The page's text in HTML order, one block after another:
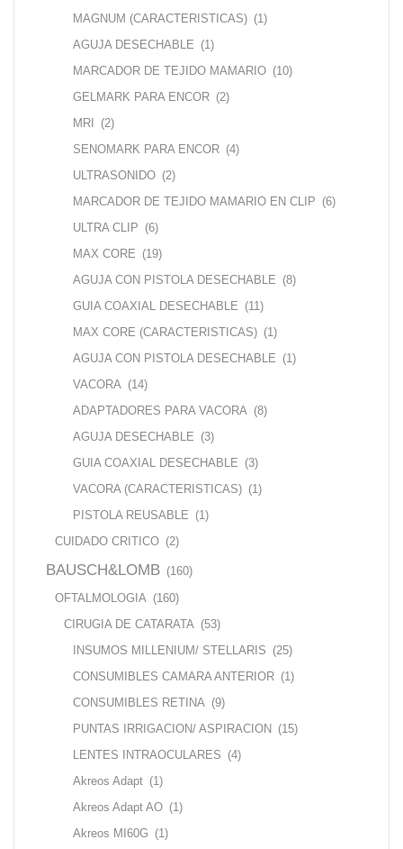
MAGNUM (CARACTERISTICAS) (1)
AGUJA DESECHABLE (1)
MARCADOR DE TEJIDO MAMARIO (10)
GELMARK PARA ENCOR (2)
MRI (2)
SENOMARK PARA ENCOR (4)
ULTRASONIDO (2)
MARCADOR DE TEJIDO MAMARIO EN CLIP (6)
ULTRA CLIP (6)
MAX CORE (19)
AGUJA CON PISTOLA DESECHABLE (8)
GUIA COAXIAL DESECHABLE (11)
MAX CORE (CARACTERISTICAS) (1)
AGUJA CON PISTOLA DESECHABLE (1)
VACORA (14)
ADAPTADORES PARA VACORA (8)
AGUJA DESECHABLE (3)
GUIA COAXIAL DESECHABLE (3)
VACORA (CARACTERISTICAS) (1)
PISTOLA REUSABLE (1)
CUIDADO CRITICO (2)
BAUSCH&LOMB (160)
OFTALMOLOGIA (160)
CIRUGIA DE CATARATA (53)
INSUMOS MILLENIUM/ STELLARIS (25)
CONSUMIBLES CAMARA ANTERIOR (1)
CONSUMIBLES RETINA (9)
PUNTAS IRRIGACION/ ASPIRACION (15)
LENTES INTRAOCULARES (4)
Akreos Adapt (1)
Akreos Adapt AO (1)
Akreos MI60G (1)